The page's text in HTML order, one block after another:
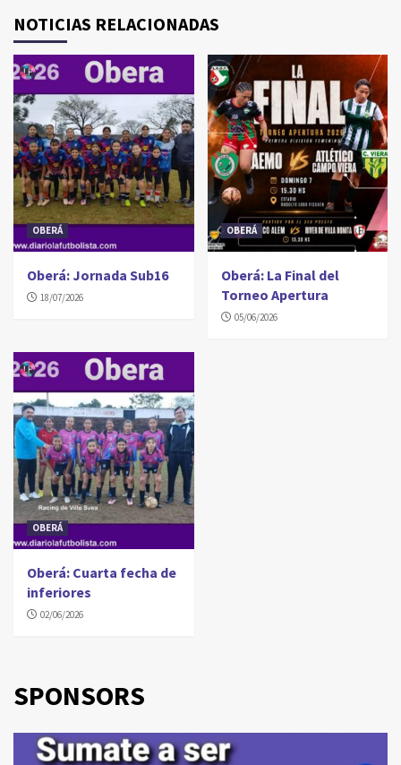
NOTICIAS RELACIONADAS
OBERÁ
Oberá: Jornada Sub16
18/07/2026
OBERÁ
Oberá: La Final del
Torneo Apertura
05/06/2026
OBERÁ
Oberá: Cuarta fecha de
inferiores
02/06/2026
SPONSORS